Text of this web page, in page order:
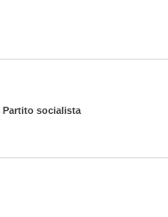
Partito socialista